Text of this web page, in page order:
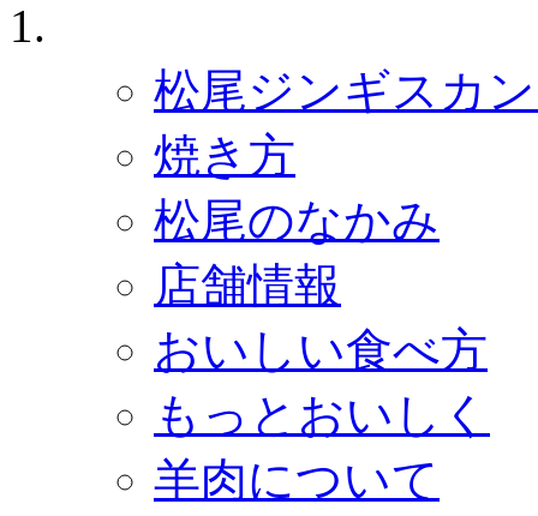
松尾ジンギスカ
焼き方
松尾のなかみ
店舗情報
おいしい食べ方
もっとおいしく
羊肉について